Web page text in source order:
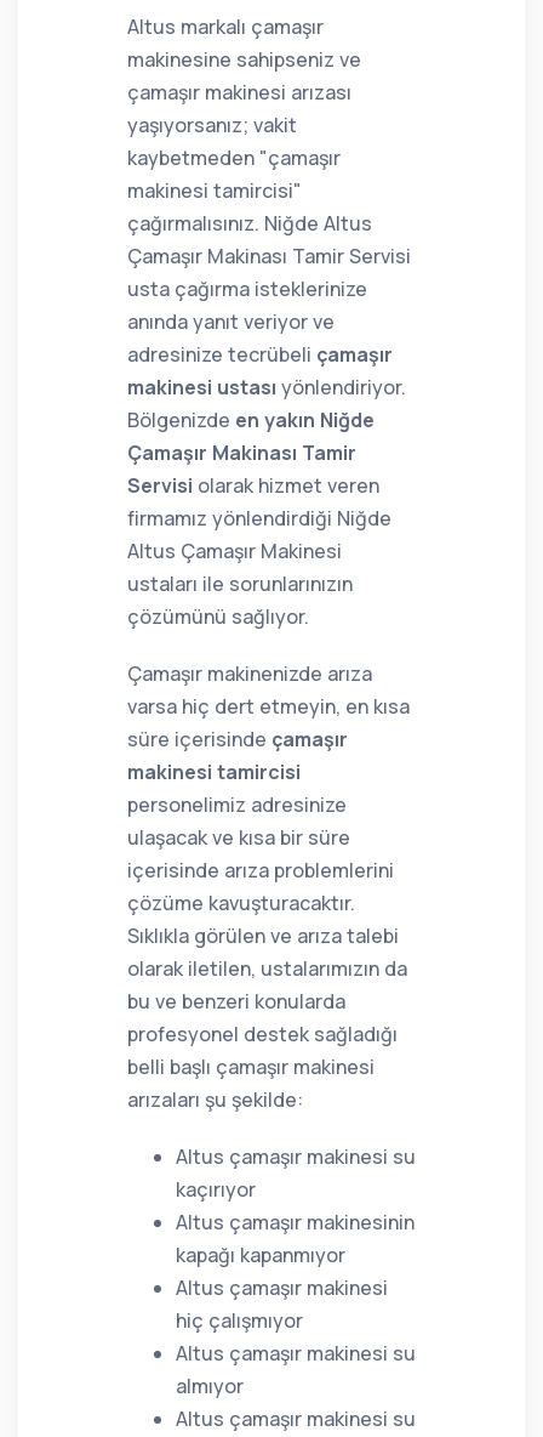
Altus markalı çamaşır
makinesine sahipseniz ve
çamaşır makinesi arızası
yaşıyorsanız; vakit
kaybetmeden "çamaşır
makinesi tamircisi"
çağırmalısınız. Niğde Altus
Çamaşır Makinası Tamir Servisi
usta çağırma isteklerinize
anında yanıt veriyor ve
adresinize tecrübeli çamaşır
makinesi ustası yönlendiriyor.
Bölgenizde en yakın Niğde
Çamaşır Makinası Tamir
Servisi olarak hizmet veren
firmamız yönlendirdiği Niğde
Altus Çamaşır Makinesi
ustaları ile sorunlarınızın
çözümünü sağlıyor.
Çamaşır makinenizde arıza
varsa hiç dert etmeyin, en kısa
süre içerisinde çamaşır
makinesi tamircisi
personelimiz adresinize
ulaşacak ve kısa bir süre
içerisinde arıza problemlerini
çözüme kavuşturacaktır.
Sıklıkla görülen ve arıza talebi
olarak iletilen, ustalarımızın da
bu ve benzeri konularda
profesyonel destek sağladığı
belli başlı çamaşır makinesi
arızaları şu şekilde:
Altus çamaşır makinesi su
kaçırıyor
Altus çamaşır makinesinin
kapağı kapanmıyor
Altus çamaşır makinesi
hiç çalışmıyor
Altus çamaşır makinesi su
almıyor
Altus çamaşır makinesi su